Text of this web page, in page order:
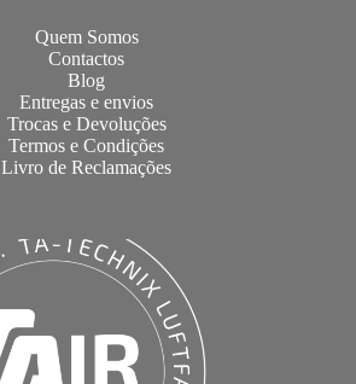
Quem Somos
Contactos
Blog
Entregas e envios
Trocas e Devoluções
Termos e Condições
Livro de Reclamações